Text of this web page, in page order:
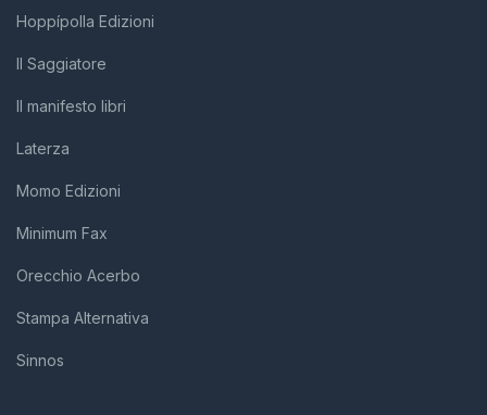
Hoppípolla Edizioni
Il Saggiatore
Il manifesto libri
Laterza
Momo Edizioni
Minimum Fax
Orecchio Acerbo
Stampa Alternativa
Sinnos